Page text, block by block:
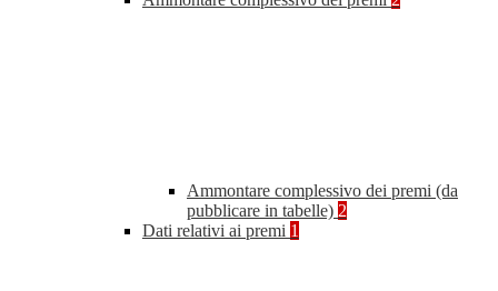
Ammontare complessivo dei premi (da
pubblicare in tabelle) 2
Dati relativi ai premi 1